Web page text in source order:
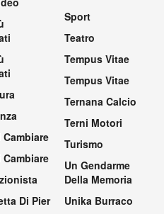
Cambiare
Cambiare
Di Pier
Sport
Teatro
Tempus Vitae
Tempus Vitae
Ternana Calcio
Terni Motori
Turismo
Un Gendarme
Della Memoria
Unika Burraco